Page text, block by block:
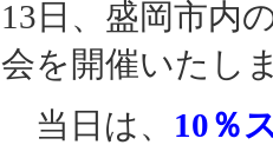
13日、盛岡市内
会を開催いたし
当日は、 10％